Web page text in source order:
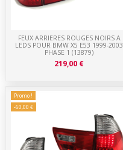
Promo !
-60,00 €
FEUX ARRIERES ROUGES NOIRS A
LEDS POUR BMW X5 E53 1999-2003
PHASE 1 (13879)
219,00 €